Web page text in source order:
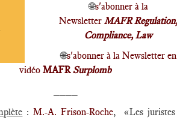
🌐s'abonner à la
Newsletter MAFR Regulation,
Compliance, Law
🌐s'abonner à la Newsletter en
vidéo MAFRSurplomb
: M.-A. Frison-Roche, «Les